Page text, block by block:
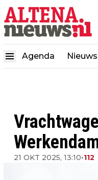
Agenda Nieuws
21 OKT 2025, 13:10•112